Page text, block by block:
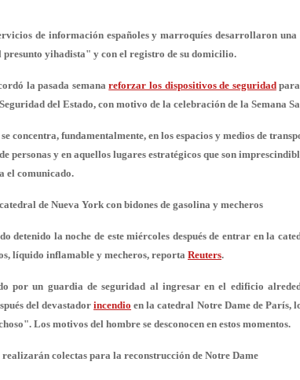
de información españoles y marroquíes desarrollaron
presunto yihadista" y con el registro de su domicilio.
la pasada semanareforzar los dispositivos de seguridadpara
del Estado, con motivo de la celebración de la Semana
concentra, fundamentalmente, en los espacios y medios de
personas y en aquellos lugares estratégicos que son
el comunicado.
de Nueva York con bidones de gasolina y mecheros
detenido la noche de este miércoles después de entrar en la
líquido inflamable y mecheros, reporta Reuters.
por un guardia de seguridad al ingresar en el edificio
del devastadorincendio en la catedral Notre Dame de París,
Los motivos del hombre se desconocen en estos momentos.
colectas para la reconstrucción de Notre Dame